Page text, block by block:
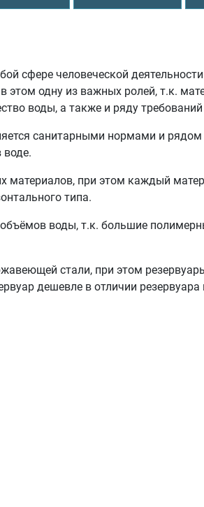
сфере человеческой
одну из важных ролей, т.к.
воды, а также и ряду
санитарными нормами и
воде.
при этом каждый
типа.
воды, т.к. большие
стали, при этом
дешевле в отличии